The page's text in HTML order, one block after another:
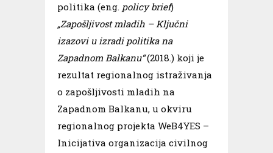
politika (eng. policy brief)
„Zapošljivost mladih – Ključni
izazovi u izradi politika na
Zapadnom Balkanu“(2018.) koji je
rezultat regionalnog istraživanja
o zapošljivosti mladih na
Zapadnom Balkanu, u okviru
regionalnog projekta WeB4YES –
Inicijativa organizacija civilnog